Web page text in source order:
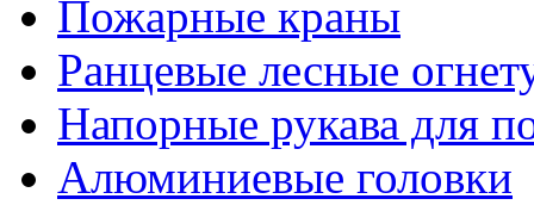
Пожарные краны
Ранцевые лесные
Напорные рукава для
Алюминиевые головки